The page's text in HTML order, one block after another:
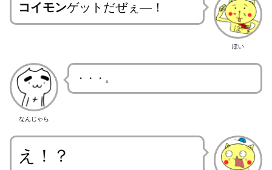
ほい
コイモンゲットだぜぇ―！
なんじゃら
・・・。
え！？